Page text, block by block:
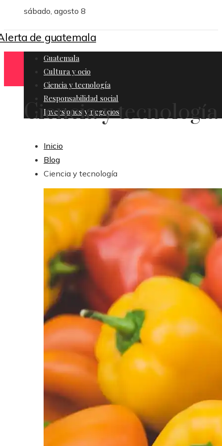
sábado, agosto 8
Guatemala
Cultura y ocio
Ciencia y tecnología
Responsabilidad social
Inversiones y negocios
Ciencia y tecnología
Inicio
Blog
Ciencia y tecnología